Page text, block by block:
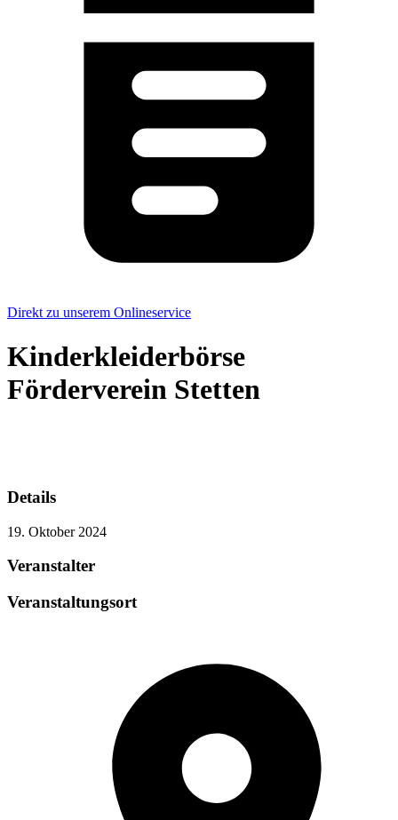
Direkt zu unserem Onlineservice
Kinderkleiderbörse
Förderverein Stetten
Details
19. Oktober 2024
Veranstalter
Veranstaltungsort